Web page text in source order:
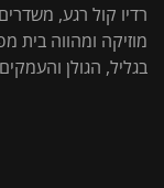
רדיו קול רגע,
מוזיקה ומהווה בית
בגליל, הגולן